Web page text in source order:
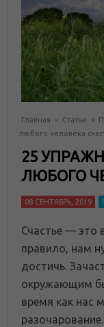
Главная » Статьи »
любого человека
25
ЛЮБОГО
08 СЕНТЯБРЬ, 2019
Счастье — это
правило, нам
достичь.
окружающим
время как нас